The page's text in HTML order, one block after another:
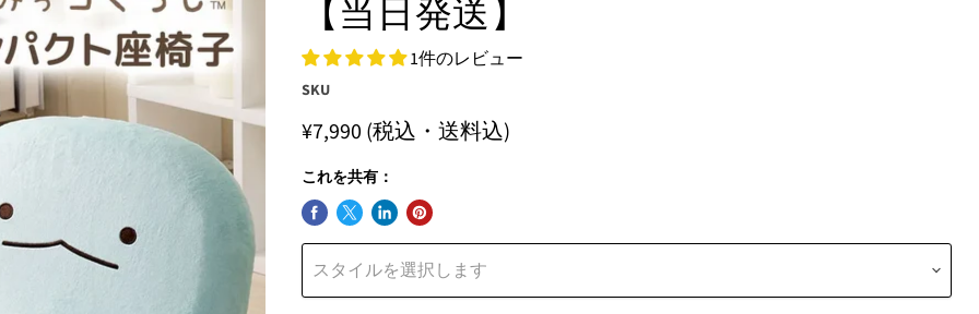
【当日発送】
1件のレビュー
SKU
¥7,990 (税込・送料込)
これを共有：
スタイルを選択します